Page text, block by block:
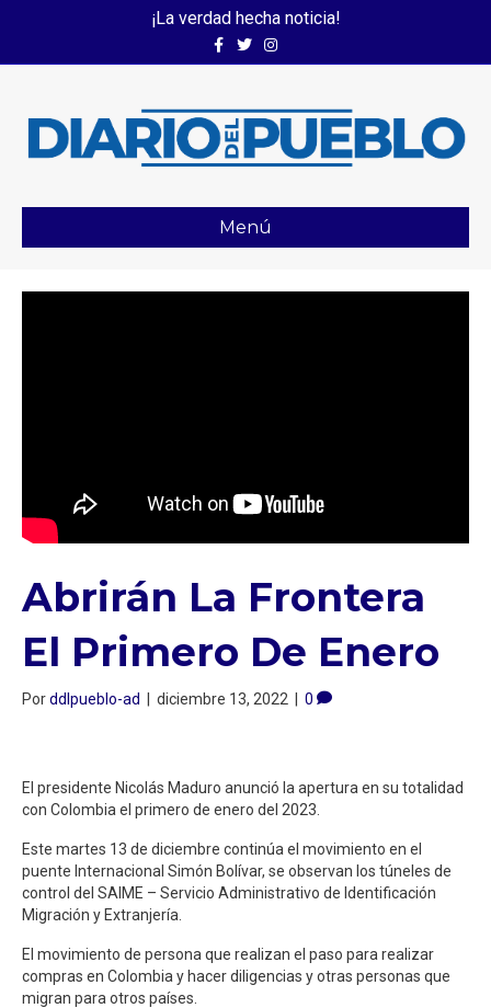
¡La verdad hecha noticia!
FacebookTwitterInstagram
Menú
Abrirán La Frontera
El Primero De Enero
Porddlpueblo-ad diciembre 13, 2022 0
El presidente Nicolás Maduro anunció la apertura en su totalidad
con Colombia el primero de enero del 2023.
Este martes 13 de diciembre continúa el movimiento en el
puente Internacional Simón Bolívar, se observan los túneles de
control del SAIME – Servicio Administrativo de Identificación
Migración y Extranjería.
El movimiento de persona que realizan el paso para realizar
compras en Colombia y hacer diligencias y otras personas que
migran para otros países.